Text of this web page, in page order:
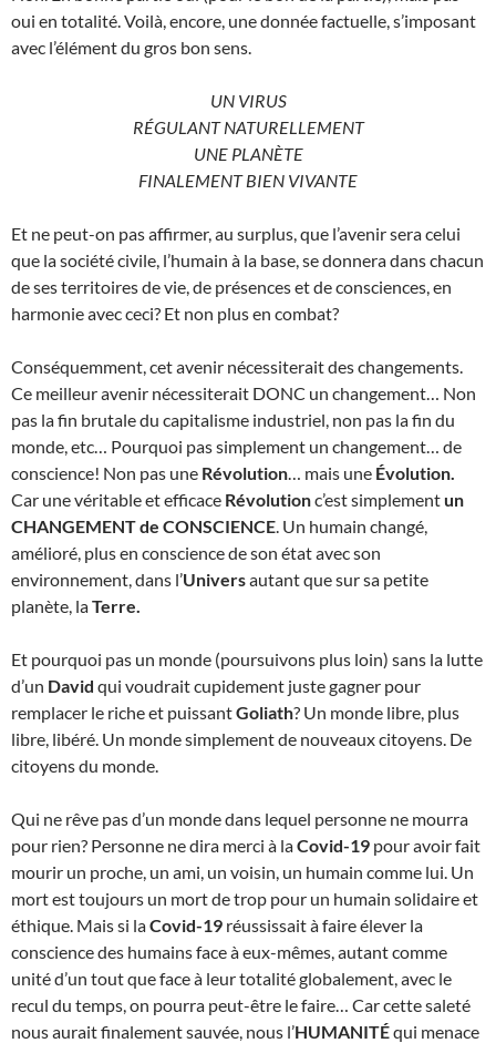
oui en totalité. Voilà, encore, une donnée factuelle, s’imposant
avec l’élément du gros bon sens.
UN VIRUS
RÉGULANT NATURELLEMENT
UNE PLANÈTE
FINALEMENT BIEN VIVANTE
Et ne peut-on pas affirmer, au surplus, que l’avenir sera celui
que la société civile, l’humain à la base, se donnera dans chacun
de ses territoires de vie, de présences et de consciences, en
harmonie avec ceci? Et non plus en combat?
Conséquemment, cet avenir nécessiterait des changements.
Ce meilleur avenir nécessiterait DONC un changement… Non
pas la fin brutale du capitalisme industriel, non pas la fin du
monde, etc… Pourquoi pas simplement un changement… de
conscience! Non pas une Révolution… mais une Évolution.
Car une véritable et efficace Révolutionc’est simplementun
CHANGEMENT de CONSCIENCE. Un humain changé,
amélioré, plus en conscience de son état avec son
environnement, dans l’Universautant que sur sa petite
planète, laTerre.
Et pourquoi pas un monde (poursuivons plus loin) sans la lutte
d’un David qui voudrait cupidement juste gagner pour
remplacer le riche et puissantGoliath? Un monde libre, plus
libre, libéré. Un monde simplement de nouveaux citoyens. De
citoyens du monde.
Qui ne rêve pas d’un monde dans lequel personne ne mourra
pour rien? Personne ne dira merci à laCovid-19 pour avoir fait
mourir un proche, un ami, un voisin, un humain comme lui. Un
mort est toujours un mort de trop pour un humain solidaire et
éthique. Mais si laCovid-19 réussissait à faire élever la
conscience des humains face à eux-mêmes, autant comme
unité d’un tout que face à leur totalité globalement, avec le
recul du temps, on pourra peut-être le faire… Car cette saleté
nous aurait finalement sauvée, nous l’HUMANITÉqui menace